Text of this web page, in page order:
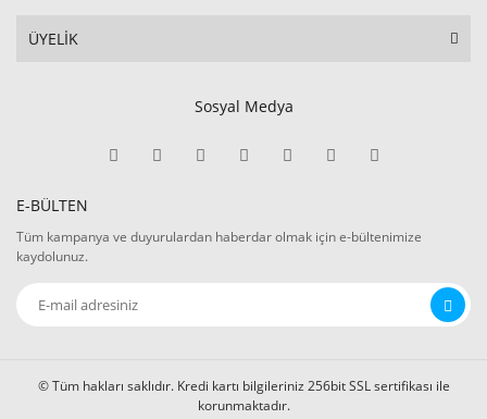
ÜYELİK
Sosyal Medya
E-BÜLTEN
Tüm kampanya ve duyurulardan haberdar olmak için e-bültenimize
kaydolunuz.
© Tüm hakları saklıdır. Kredi kartı bilgileriniz 256bit SSL sertifikası ile
korunmaktadır.